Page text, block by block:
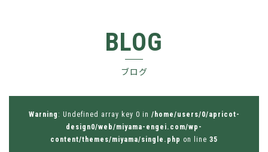
植物図鑑
会社概要
お問い合わせ
BLOG
ブログ
Warning : Undefined array key 0 in /home/users/0/apricot-
design0/web/miyama-engei.com/wp-
content/themes/miyama/single.php on line 35